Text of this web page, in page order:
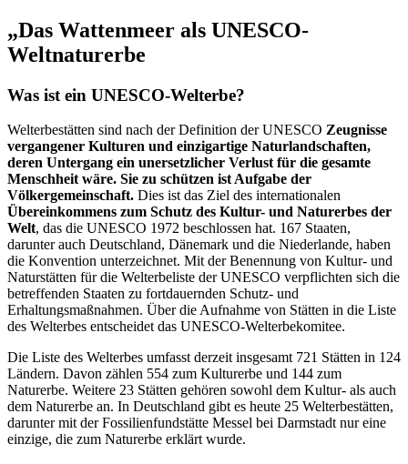
„Das Wattenmeer als UNESCO-
Weltnaturerbe
Was ist ein UNESCO-Welterbe?
Welterbestätten sind nach der Definition der UNESCO Zeugnisse
vergangener Kulturen und einzigartige Naturlandschaften,
deren Untergang ein unersetzlicher Verlust für die gesamte
Menschheit wäre. Sie zu schützen ist Aufgabe der
Völkergemeinschaft. Dies ist das Ziel des internationalen
Übereinkommens zum Schutz des Kultur- und Naturerbes der
Welt, das die UNESCO 1972 beschlossen hat. 167 Staaten,
darunter auch Deutschland, Dänemark und die Niederlande, haben
die Konvention unterzeichnet. Mit der Benennung von Kultur- und
Naturstätten für die Welterbeliste der UNESCO verpflichten sich die
betreffenden Staaten zu fortdauernden Schutz- und
Erhaltungsmaßnahmen. Über die Aufnahme von Stätten in die Liste
des Welterbes entscheidet das UNESCO-Welterbekomitee.
Die Liste des Welterbes umfasst derzeit insgesamt 721 Stätten in 124
Ländern. Davon zählen 554 zum Kulturerbe und 144 zum
Naturerbe. Weitere 23 Stätten gehören sowohl dem Kultur- als auch
dem Naturerbe an. In Deutschland gibt es heute 25 Welterbestätten,
darunter mit der Fossilienfundstätte Messel bei Darmstadt nur eine
einzige, die zum Naturerbe erklärt wurde.